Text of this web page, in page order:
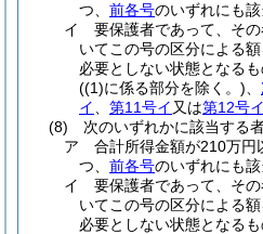
つ、 前各号のいずれにも
イ
要保護者であって、そ
いてこの号の区分による
必要としない状態となる
((1)に係る部分を除く。)
イ
第11号イ 又は第12号イ
(8)
次のいずれかに該当する
ア
合計所得金額が210万円
つ、 前各号のいずれにも
イ
要保護者であって、そ
いてこの号の区分による
必要としない状態となる